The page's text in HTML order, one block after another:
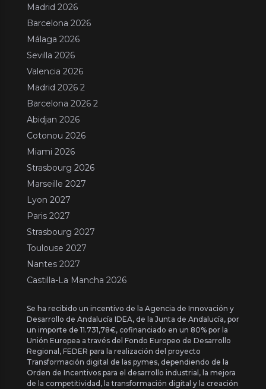
Madrid 2026
Barcelona 2026
Málaga 2026
Sevilla 2026
Valencia 2026
Madrid 2026 2
Barcelona 2026 2
Abidjan 2026
Cotonou 2026
Miami 2026
Strasbourg 2026
Marseille 2027
Lyon 2027
Paris 2027
Strasbourg 2027
Toulouse 2027
Nantes 2027
Castilla-La Mancha 2026
Se ha recibido un incentivo de la Agencia de Innovación y
Desarrollo de Andalucía IDEA, de la Junta de Andalucía, por
un importe de 11.731,78€, cofinanciado en un 80% por la
Unión Europea a través del Fondo Europeo de Desarrollo
Regional, FEDER para la realización del proyecto
Transformación digital de las pymes, dependiendo de la
Orden de Incentivos para el desarrollo industrial, la mejora
de la competitividad, la transformación digital y la creación